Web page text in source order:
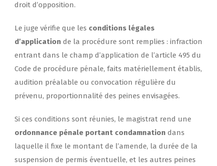
droit d’opposition.
Le juge vérifie que les conditions légales
d’application de la procédure sont remplies : infraction
entrant dans le champ d’application de l’article 495 du
Code de procédure pénale, faits matériellement établis,
audition préalable ou convocation régulière du
prévenu, proportionnalité des peines envisagées.
Si ces conditions sont réunies, le magistrat rend une
ordonnance pénale portant condamnation dans
laquelle il fixe le montant de l’amende, la durée de la
suspension de permis éventuelle, et les autres peines